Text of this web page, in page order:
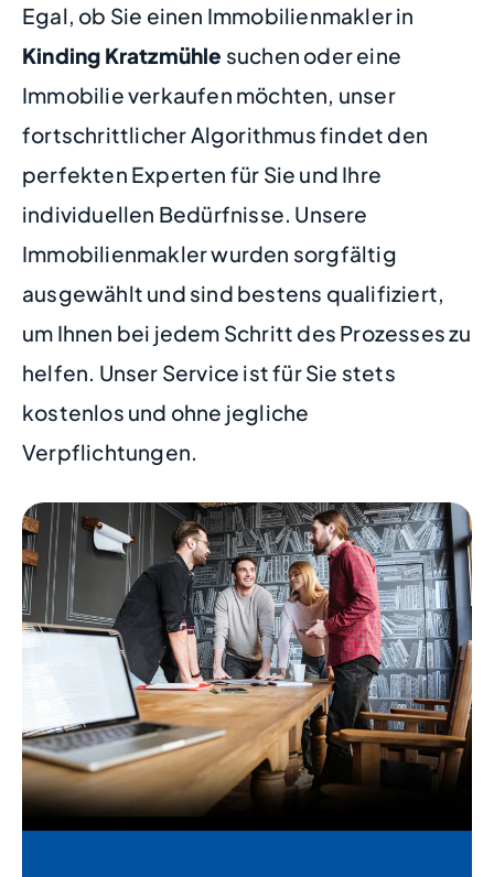
Egal, ob Sie einen Immobilienmakler in
Kinding Kratzmühle suchen oder eine
Immobilie verkaufen möchten, unser
fortschrittlicher Algorithmus findet den
perfekten Experten für Sie und Ihre
individuellen Bedürfnisse. Unsere
Immobilienmakler wurden sorgfältig
ausgewählt und sind bestens qualifiziert,
um Ihnen bei jedem Schritt des Prozesses zu
helfen. Unser Service ist für Sie stets
kostenlos und ohne jegliche
Verpflichtungen.